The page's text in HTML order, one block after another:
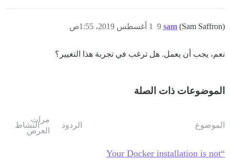
sam (Sam Saffron) 1 أغسطس 2019، 1:55ص 9
نعم، يجب أن يعمل. هل ترغب في تجربة هذا التغيير؟
الموضوعات ذات الصلة
الموضوع الردود
مرات
العرض
النشاط
“Your Docker installation is not